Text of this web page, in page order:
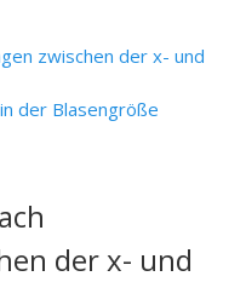
zwischen der x- und
der Blasengröße
der x- und